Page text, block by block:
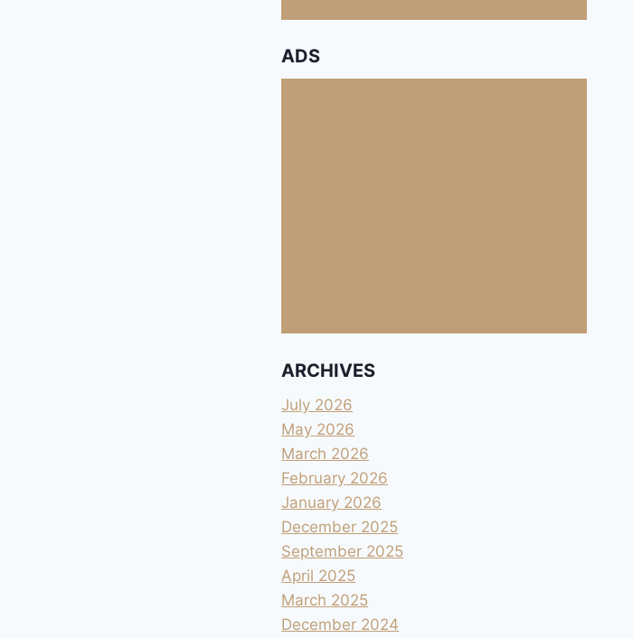
ADS
ARCHIVES
July 2026
May 2026
March 2026
February 2026
January 2026
December 2025
September 2025
April 2025
March 2025
December 2024